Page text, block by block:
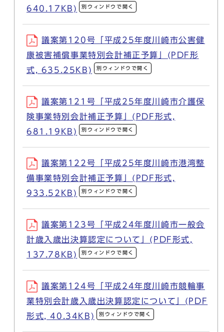
640.17KB)
別ウィンドウで開く
議案第120号「平成25年度川崎市公害健
康被害補償事業特別会計補正予算」(PDF形
式, 635.25KB)
別ウィンドウで開く
議案第121号「平成25年度川崎市介護保
険事業特別会計補正予算」(PDF形式,
681.19KB)
別ウィンドウで開く
議案第122号「平成25年度川崎市港湾整
備事業特別会計補正予算」(PDF形式,
933.52KB)
別ウィンドウで開く
議案第123号「平成24年度川崎市一般会
計歳入歳出決算認定について」(PDF形式,
137.78KB)
別ウィンドウで開く
議案第124号「平成24年度川崎市競輪事
業特別会計歳入歳出決算認定について」(PDF
形式, 40.34KB)
別ウィンドウで開く